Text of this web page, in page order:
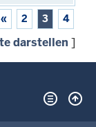
« 2 3 4
darstellen ]